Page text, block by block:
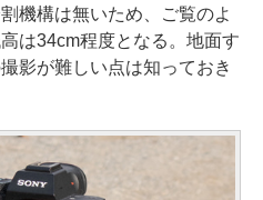
機構は無いため、ご覧のよ
は34cm程度となる。地面す
影が難しい点は知っておき